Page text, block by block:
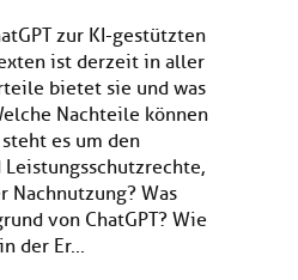
zur KI-gestützten
ist derzeit in aller
bietet sie und was
Nachteile können
es um den
Nachnutzung? Was
von ChatGPT? Wie
der Er...